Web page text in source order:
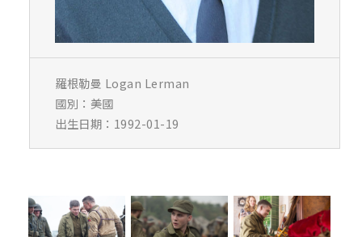
羅根勒曼 Logan Lerman
國別：美國
出生日期：1992-01-19